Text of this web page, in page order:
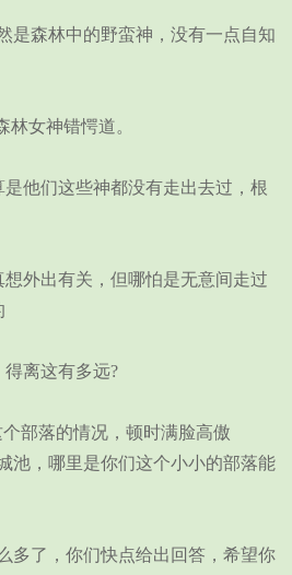
是森林中的野蛮神，没有一点自知
女神错愕道。
他们这些神都没有走出去过，根
外出有关，但哪怕是无意间走过
离这有多远?
部落的情况，顿时满脸高傲
池，哪里是你们这个小小的部落能
多了，你们快点给出回答，希望你